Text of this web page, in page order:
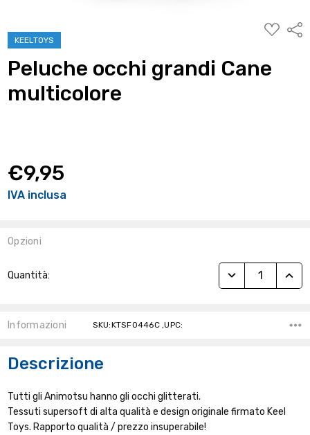
KEELTOYS
ALLA
Peluche occhi grandi Cane
multicolore
€9,95
IVA inclusa
Opzioni
Attuale:
Quantità: RIDUCI
Informazioni SKU:KTSF0446C ,UPC:
Descrizione
Tutti gli Animotsu hanno gli occhi glitterati.
Tessuti supersoft di alta qualità e design originale firmato Keel
Toys. Rapporto qualità / prezzo insuperabile!